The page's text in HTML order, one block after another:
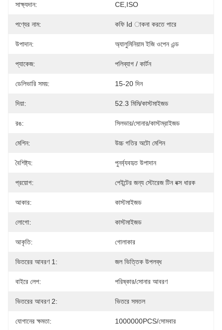
সাক্ষ্যদান: CE,ISO
পণ্যের নাম: কফি Id াকনা করতে পারে
উপাদান: অ্যালুমিনিয়াম ইজি ওপেন এন্ড
প্যাকেজ: পলিব্যাগ / কার্টন
ডেলিভারি সময়: 15-20 দিন
দিয়া: 52.3 মিমি/কাস্টমাইজড
রঙ: সিলভার/সোনার/কাস্টম্রাইজড
মেশিন: উচ্চ গতির অটো মেশিন
বৈশিষ্ট্য: পুনর্ব্যবহৃত উপাদান
প্রয়োগ: পেইন্টের জন্য স্টোরেজ টিন বক্স ধারক
আকার: কাস্টমাইজড
লোগো: কাস্টমাইজড
আকৃতি: গোলাকার
ভিতরের আবরণ 1: জল ভিত্তিক উপলব্ধ
বাইরে লেপ: পরিষ্কার/সোনার আবরণ
ভিতরের আবরণ 2: ভিতরে সমতল
যোগানের ক্ষমতা: 1000000PCS/সোমবার